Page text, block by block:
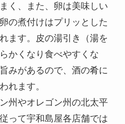
く、また、卵は美味しい
の煮付けはプリッとした
ます。皮の湯引き（湯を
かくなり食べやすくな
みがあるので、酒の肴に
れます。
州やオレゴン州の北太平
って宇和島屋各店舗では